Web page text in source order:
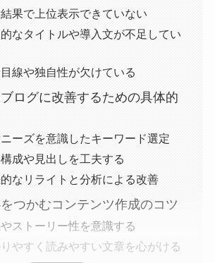
果で上位表示できていない
なタイトルや導入文が不足してい
線や独自性が欠けている
ログに改善するための具体的
ーズを意識したキーワード選定
成や見出しを工夫する
なリライトと分析による改善
つかむコンテンツ作成のコツ
ストーリー性を意識する
やすく読みやすい文章を心がける